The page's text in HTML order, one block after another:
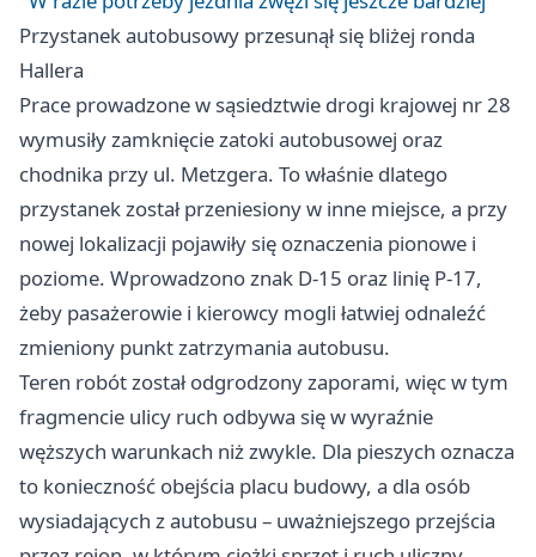
Przystanek autobusowy przesunął się bliżej ronda
Hallera
Prace prowadzone w sąsiedztwie drogi krajowej nr 28
wymusiły zamknięcie zatoki autobusowej oraz
chodnika przy ul. Metzgera. To właśnie dlatego
przystanek został przeniesiony w inne miejsce, a przy
nowej lokalizacji pojawiły się oznaczenia pionowe i
poziome. Wprowadzono znak D-15 oraz linię P-17,
żeby pasażerowie i kierowcy mogli łatwiej odnaleźć
zmieniony punkt zatrzymania autobusu.
Teren robót został odgrodzony zaporami, więc w tym
fragmencie ulicy ruch odbywa się w wyraźnie
węższych warunkach niż zwykle. Dla pieszych oznacza
to konieczność obejścia placu budowy, a dla osób
wysiadających z autobusu – uważniejszego przejścia